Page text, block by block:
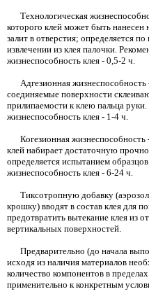
Технологическая
которого клей может быть нанесен
залит в отверстия; определяется
извлечении из клея палочки.
жизнеспособность клея - 0,5-2 ч.
Адгезионная жизнеспособность
соединяемые поверхности
прилипаемости к клею пальца
жизнеспособность клея - 1-4 ч.
Когезионная жизнеспособность
клей набирает достаточную
определяется испытанием
жизнеспособность клея - 6-24 ч.
Тиксотропную добавку
крошку) вводят в состав клея для
предотвратить вытекание клея из
вертикальных поверхностей.
Предварительно (до начала
исходя из наличия материалов
количество компонентов в
применительно к конкретным